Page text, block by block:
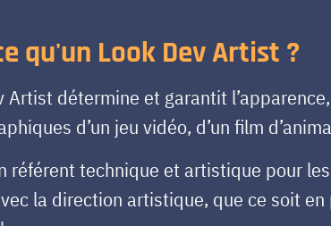
qu'un Look Dev Artist ?
Artist détermine et garantit
d’un jeu vidéo, d’un film
référent technique et artistique pour
la direction artistique, que ce soit